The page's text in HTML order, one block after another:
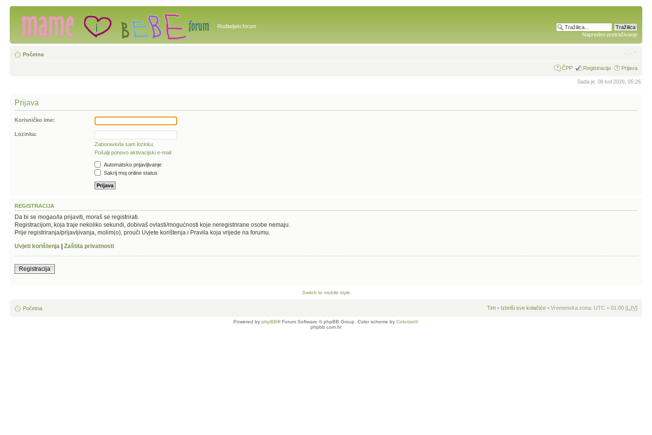
Roditeljski forum
Napredno pretraživanje
Početna
ČPP Registracija Prijava
Sada je: 08 kol 2026, 05:26.
Prijava
Korisničko ime:
Lozinka:
Zaboravio/la sam lozinku
Pošalji ponovo aktivacijski e-mail
Automatsko prijavljivanje
Sakrij moj online status
REGISTRACIJA
Da bi se mogao/la prijaviti, moraš se registrirati.
Registracijom, koja traje nekoliko sekundi, dobivaš ovlasti/mogućnosti koje neregistrirane osobe nemaju.
Prije registriranja/prijavljivanja, molim(o), prouči Uvjete korištenja i Pravila koja vrijede na forumu.
Uvjeti korištenja
Zaštita privatnosti
Registracija
Switch to mobile style
Početna Tim • Izbriši sve kolačiće • Vremenska zona: UTC + 01:00 [LJV]
Powered by phpBB® Forum Software © phpBB Group. Color scheme by ColorizeIt!
phpbb.com.hr